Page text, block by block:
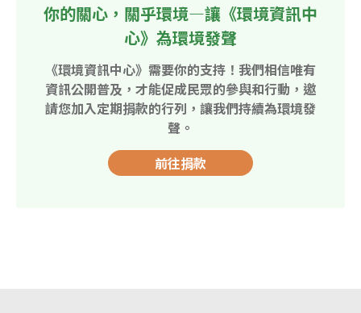
你的關心，關乎環境—讓《環境資訊中
心》為環境發聲
《環境資訊中心》需要你的支持！我們相信唯有
資訊公開普及，才能促成民眾的參與和行動，邀
請您加入定期捐款的行列，讓我們持續為環境發
聲。
前往捐款